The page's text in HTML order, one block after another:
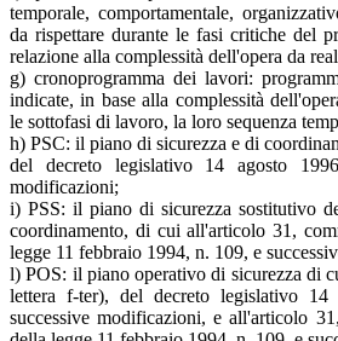
temporale, comportamentale,
da rispettare durante le fasi critiche del
relazione alla complessità dell'opera da
g) cronoprogramma dei lavori:
indicate, in base alla complessità
le sottofasi di lavoro, la loro sequenza
h) PSC: il piano di sicurezza e di
del decreto legislativo 14 agosto
modificazioni;
i) PSS: il piano di sicurezza sostitutivo
coordinamento, di cui all'articolo 31,
legge 11 febbraio 1994, n. 109, e
l) POS: il piano operativo di sicurezza di
lettera f-ter), del decreto legislativo
successive modificazioni, e all'articolo